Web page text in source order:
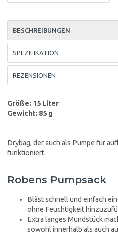
BESCHREIBUNGEN
SPEZIFIKATION
REZENSIONEN
Größe: 15 Liter
Gewicht: 85 g
Drybag, der auch als Pumpe für
funktioniert.
Robens Pumpsack
Bläst schnell und einfach
ohne Feuchtigkeit
Extra langes Mundstück
sowohl innerhalb als auch